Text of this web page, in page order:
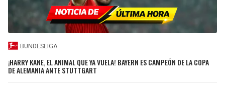
BUNDESLIGA
¡HARRY KANE, EL ANIMAL QUE YA VUELA! BAYERN ES CAMPEÓN DE LA COPA
DE ALEMANIA ANTE STUTTGART